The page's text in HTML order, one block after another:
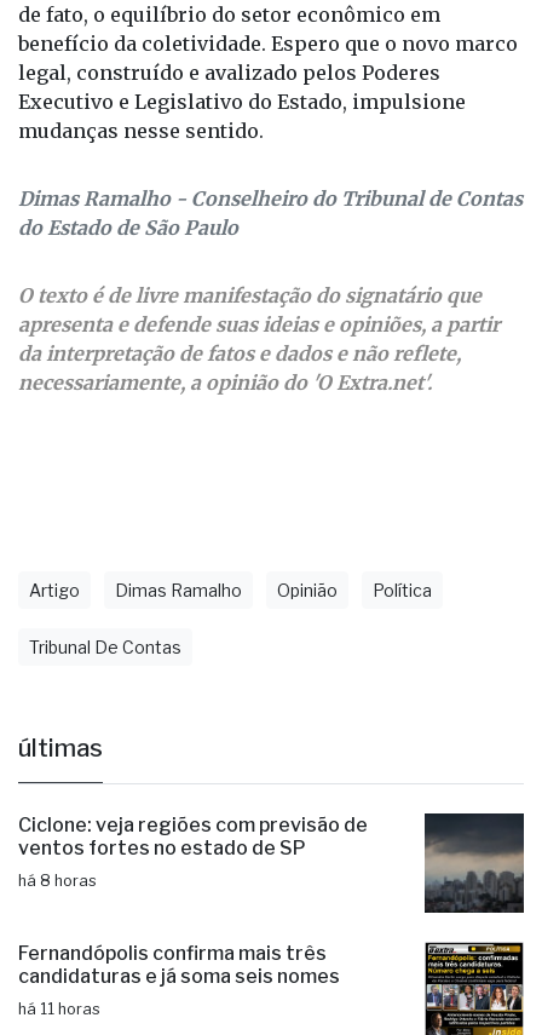
de fato, o equilíbrio do setor econômico em
benefício da coletividade. Espero que o novo marco
legal, construído e avalizado pelos Poderes
Executivo e Legislativo do Estado, impulsione
mudanças nesse sentido.
Dimas Ramalho - Conselheiro do Tribunal de Contas
do Estado de São Paulo
O texto é de livre manifestação do signatário que
apresenta e defende suas ideias e opiniões, a partir
da interpretação de fatos e dados e não reflete,
necessariamente, a opinião do 'O Extra.net'.
Artigo Dimas Ramalho Opinião Política
Tribunal De Contas
últimas
Ciclone: veja regiões com previsão de
ventos fortes no estado de SP
há 8 horas
Fernandópolis confirma mais três
candidaturas e já soma seis nomes
há 11 horas